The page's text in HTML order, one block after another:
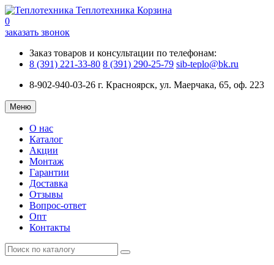
Теплотехника Корзина
0
заказать звонок
Заказ товаров и консультации по телефонам:
8 (391) 221-33-80 8 (391) 290-25-79 sib-teplo@bk.ru
8-902-940-03-26 г. Красноярск, ул. Маерчака, 65, оф. 223
Меню
О нас
Каталог
Акции
Монтаж
Гарантии
Доставка
Отзывы
Вопрос-ответ
Опт
Контакты